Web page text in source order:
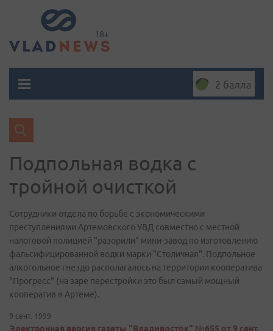
2 балла
Подпольная водка с
тройной очисткой
Сотрудники отдела по борьбе с экономическими
преступлениями Артемовского УВД совместно с местной
налоговой полицией "разорили" мини-завод по изготовлению
фальсифицированной водки марки "Столичная". Подпольное
алкогольное гнездо располагалось на территории кооператива
"Прогресс" (на заре перестройки это был самый мощный
кооператив в Артеме).
9 сент. 1999
Электронная версия газеты "Владивосток" №655 от 9 сент.